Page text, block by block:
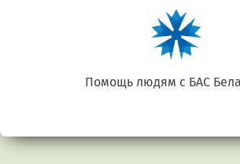
Беларусь. Gluten free